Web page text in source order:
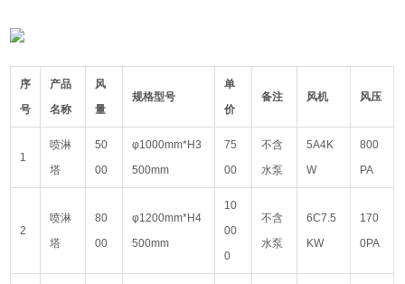
序
号
产品
名称
风
量
规格型号
单
价
备注 风机 风压
1
喷淋
塔
50
00
φ1000mm*H3
500mm
75
00
不含
水泵
5A4K
W
800
PA
2
喷淋
塔
80
00
φ1200mm*H4
500mm
10
00
0
不含
水泵
6C7.5
KW
170
0PA